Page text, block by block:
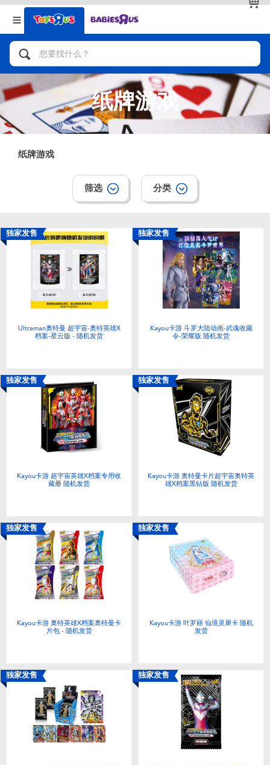
返回
分类目录
人气英雄，角色扮演，射击玩具
自行车，滑板车，骑乘车
拼砌组合及乐高LEGO
手工艺，文具，蜡笔，泥胶，画板
娃娃，芭比，收藏公仔
电子玩具
游戏及拼图系列
益智学习玩具
户外及运动产品
派对用品
模仿，化妆及造型系列
毛绒公仔玩具
婴儿及学前玩具
电池
新登场
玩具清货
返回
品牌
查看全部
纸牌游戏
纸牌游戏
筛选 分类
独家发售
Ultraman奥特曼 超宇宙-奥特英雄X
档案-星云版 - 随机发货
独家发售
Kayou卡游 斗罗大陆动画-武魂收藏
令-荣耀版 随机发货
独家发售
Kayou卡游 超宇宙英雄X档案专用收
藏册 随机发货
独家发售
Kayou卡游 奥特曼卡片超宇宙奥特英
雄X档案黑钻版 随机发货
独家发售
Kayou卡游 奥特英雄X档案奥特曼卡
片包 - 随机发货
独家发售
Kayou卡游 叶罗丽 仙境灵犀卡 随机
发货
独家发售 独家发售